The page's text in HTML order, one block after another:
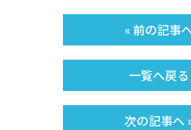
« 前の記事
一覧へ戻る
次の記事へ